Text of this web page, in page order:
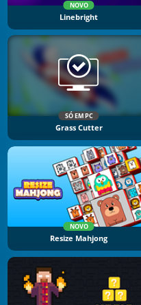
NOVO
Linebright
SÓ EM PC
Grass Cutter
NOVO
Resize Mahjong